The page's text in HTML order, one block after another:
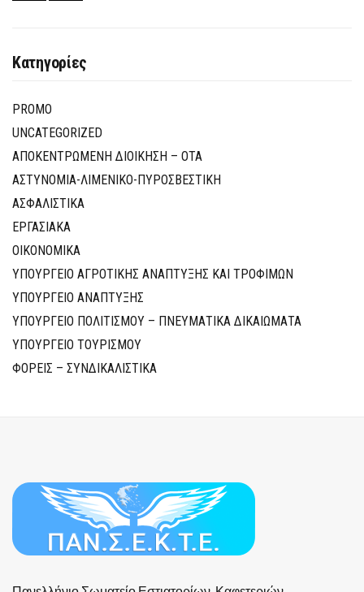
Κατηγορίες
PROMO
UNCATEGORIZED
ΑΠΟΚΕΝΤΡΩΜΕΝΗ ΔΙΟΙΚΗΣΗ – ΟΤΑ
ΑΣΤΥΝΟΜΙΑ-ΛΙΜΕΝΙΚΟ-ΠΥΡΟΣΒΕΣΤΙΚΗ
ΑΣΦΑΛΙΣΤΙΚΑ
ΕΡΓΑΣΙΑΚΑ
ΟΙΚΟΝΟΜΙΚΑ
ΥΠΟΥΡΓΕΙΟ ΑΓΡΟΤΙΚΗΣ ΑΝΑΠΤΥΞΗΣ ΚΑΙ ΤΡΟΦΙΜΩΝ
ΥΠΟΥΡΓΕΙΟ ΑΝΑΠΤΥΞΗΣ
ΥΠΟΥΡΓΕΙΟ ΠΟΛΙΤΙΣΜΟΥ – ΠΝΕΥΜΑΤΙΚΑ ΔΙΚΑΙΩΜΑΤΑ
ΥΠΟΥΡΓΕΙΟ ΤΟΥΡΙΣΜΟΥ
ΦΟΡΕΙΣ – ΣΥΝΔΙΚΑΛΙΣΤΙΚΑ